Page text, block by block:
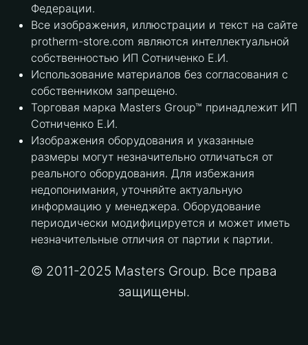
Федерации.
Все изображения, иллюстрации и текст на сайте
protherm-store.com являются интеллектуальной
собственностью ИП Сотниченко Е.И.
Использование материалов без согласования с
собственником запрещено.
Торговая марка Masters Group™ принадлежит ИП
Сотниченко Е.И.
Изображения оборудования и указанные
размеры могут незначительно отличаться от
реального оборудования. Для избежания
недопонимания, уточняйте актуальную
информацию у менеджера. Оборудование
периодически модифицируется и может иметь
незначительные отличия от партии к партии.
© 2011-2025 Masters Group. Все права
защищены.